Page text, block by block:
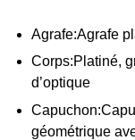
Agrafe:Agrafe
Corps:Platiné,
d’optique
Capuchon:
géométrique